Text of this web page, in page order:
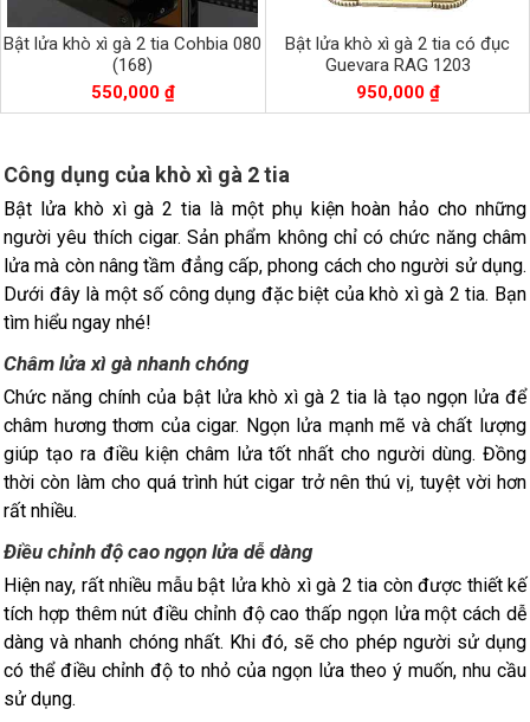
Bật lửa khò xì gà 2 tia Cohbia 080
(168)
550,000 ₫
Bật lửa khò xì gà 2 tia có đục
Guevara RAG 1203
950,000 ₫
Công dụng của khò xì gà 2 tia
Bật lửa khò xì gà 2 tia là một phụ kiện hoàn hảo cho những
người yêu thích cigar. Sản phẩm không chỉ có chức năng châm
lửa mà còn nâng tầm đẳng cấp, phong cách cho người sử dụng.
Dưới đây là một số công dụng đặc biệt của khò xì gà 2 tia. Bạn
tìm hiểu ngay nhé!
Châm lửa xì gà nhanh chóng
Chức năng chính của bật lửa khò xì gà 2 tia là tạo ngọn lửa để
châm hương thơm của cigar. Ngọn lửa mạnh mẽ và chất lượng
giúp tạo ra điều kiện châm lửa tốt nhất cho người dùng. Đồng
thời còn làm cho quá trình hút cigar trở nên thú vị, tuyệt vời hơn
rất nhiều.
Điều chỉnh độ cao ngọn lửa dễ dàng
Hiện nay, rất nhiều mẫu bật lửa khò xì gà 2 tia còn được thiết kế
tích hợp thêm nút điều chỉnh độ cao thấp ngọn lửa một cách dễ
dàng và nhanh chóng nhất. Khi đó, sẽ cho phép người sử dụng
có thể điều chỉnh độ to nhỏ của ngọn lửa theo ý muốn, nhu cầu
sử dụng.